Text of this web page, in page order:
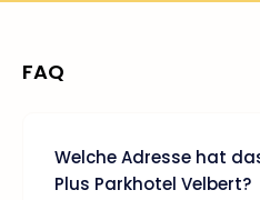
FAQ
Welche Adresse hat
Plus Parkhotel Velbert?